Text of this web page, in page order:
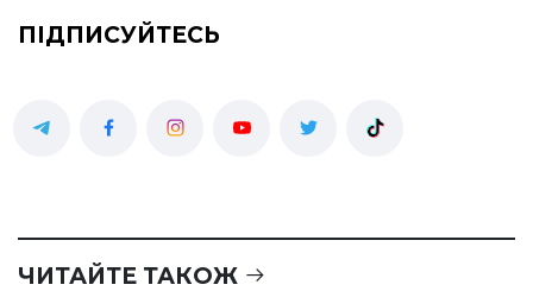
ПІДПИСУЙТЕСЬ
ЧИТАЙТЕ ТАКОЖ